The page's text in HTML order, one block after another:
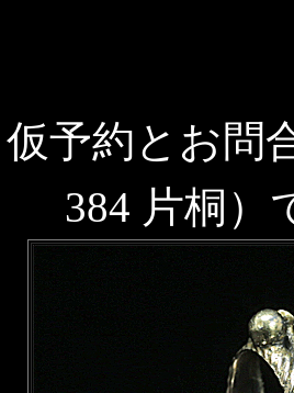
仮予約とお問
384 片桐）